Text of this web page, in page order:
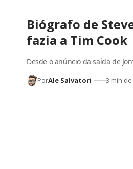
Biógrafo de
fazia a Tim Cook
Desde o anúncio da saída de
PorAle Salvatori 3 min